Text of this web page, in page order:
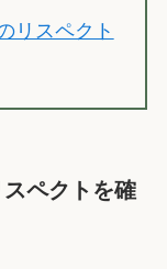
リスペクト
ペクトを確